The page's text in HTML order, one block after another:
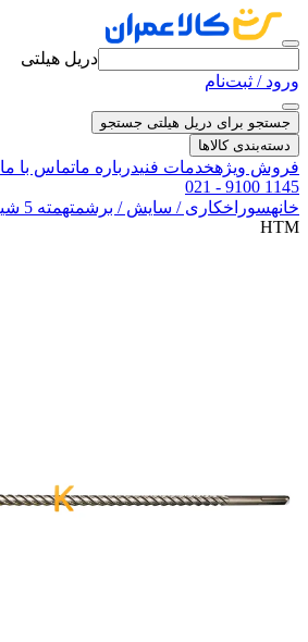
دریل هیلتی
ورود / ثبت‌نام
جستجو برای دریل هیلتی جستجو
دسته‌بندی کالاها
فروش ویژهخدمات فنیدرباره ماتماس با ما
021 - 9100 1145
خانهسوراخکاری / سایش / برشمتهمته 5 شیار
HTM